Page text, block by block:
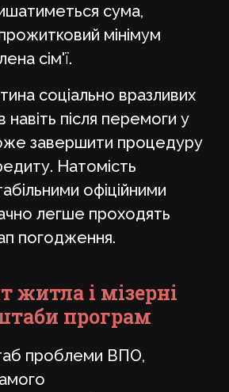
сума,
мінімум
сім'ї.
соціально вразливих
навіть після перемоги у
завершити процедуру
Натомість
офіційними
легше проходять
погодження.
житла і мізерні
програм
проблеми ВПО,